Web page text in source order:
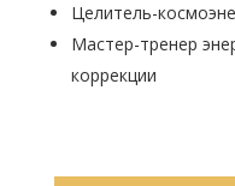
Целитель-
Мастер-тренер
коррекции